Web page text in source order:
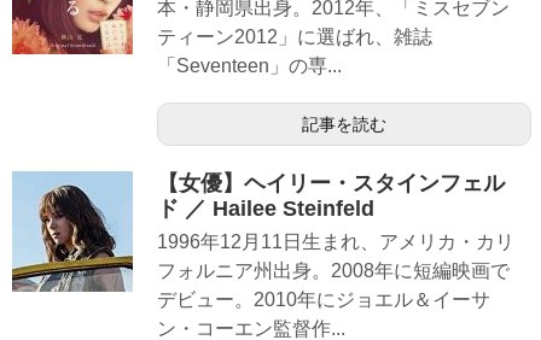
本・静岡県出身。2012年、「ミスセブン
ティーン2012」に選ばれ、雑誌
「Seventeen」の専...
記事を読む
【女優】ヘイリー・スタインフェル
ド ／ Hailee Steinfeld
1996年12月11日生まれ、アメリカ・カリ
フォルニア州出身。2008年に短編映画で
デビュー。2010年にジョエル＆イーサ
ン・コーエン監督作...